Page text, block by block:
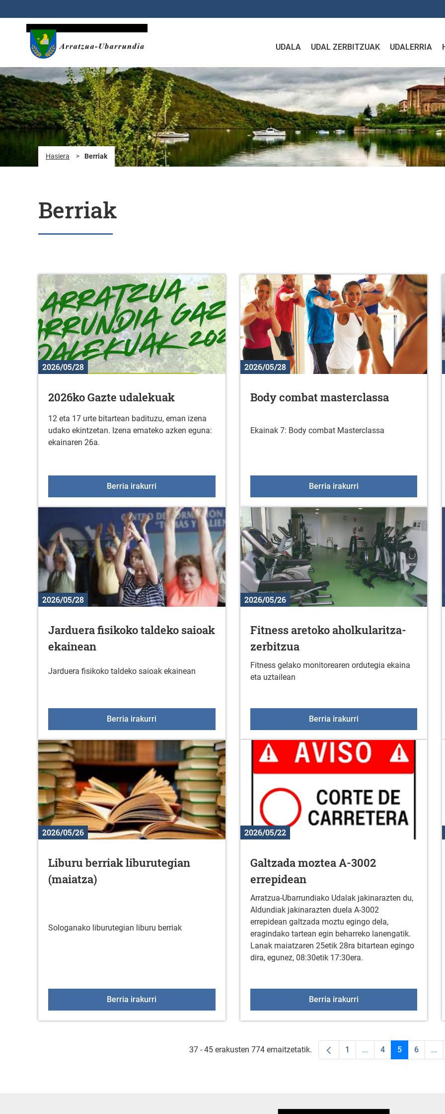
UDALA UDAL ZERBITZUAK UDALERRIA
Hasiera > Berriak
Berriak
2026/05/28
2026ko Gazte udalekuak
12 eta 17 urte bitartean badituzu, eman izena
udako ekintzetan. Izena emateko azken eguna:
ekainaren 26a.
Berria irakurri
2026/05/28
Body combat masterclassa
Ekainak 7: Body combat Masterclassa
Berria irakurriBody combat
2026/05/28
Jarduera fisikoko taldeko saioak
ekainean
Jarduera fisikoko taldeko saioak ekainean
Berria irakurri
2026/05/26
Fitness aretoko aholkularitza-
zerbitzua
Fitness gelako monitorearen ordutegia ekaina
eta uztailean
Berria irakurriFitness aretoko
2026/05/26
Liburu berriak liburutegian
(maiatza)
Sologanako liburutegian liburu berriak
Berria irakurri
2026/05/22
Galtzada moztea A-3002
errepidean
Arratzua-Ubarrundiako Udalak jakinarazten du,
Aldundiak jakinarazten duela A-3002
errepidean galtzada moztu egingo dela,
eragindako tartean egin beharreko lanengatik.
Lanak maiatzaren 25etik 28ra bitartean egingo
dira, egunez, 08:30etik 17:30era.
Berria irakurriGaltzada moztea A-
37 - 45 erakusten 774 emaitzetatik. Orrialdea
1 ...Intermediate Pages
Orrialdea
4 Orrialdea
5 6 ...